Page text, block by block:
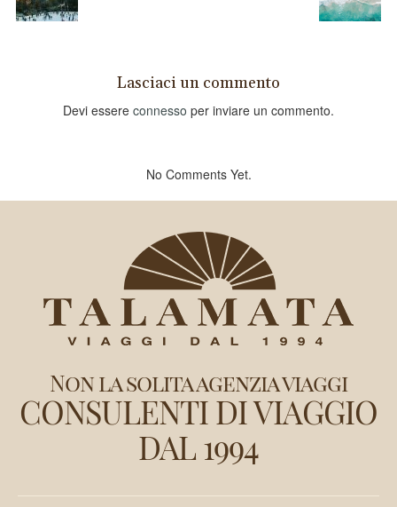
Lasciaci un commento
Devi essere connesso per inviare un commento.
No Comments Yet.
Non la solita agenzia viaggi
CONSULENTI DI VIAGGIO
DAL 1994